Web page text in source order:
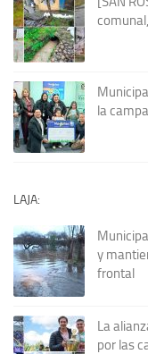
la
LAJA:
y
frontal
La
por las